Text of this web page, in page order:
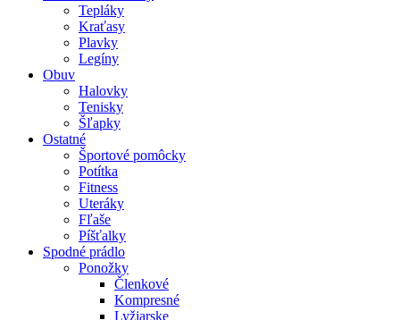
Tepláky
Kraťasy
Plavky
Legíny
Obuv
Halovky
Tenisky
Šľapky
Ostatné
Športové pomôcky
Potítka
Fitness
Uteráky
Fľaše
Píšťalky
Spodné prádlo
Ponožky
Členkové
Kompresné
Lyžiarske